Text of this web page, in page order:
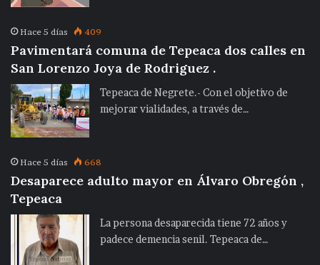
Hace 5 días 409
Pavimentará comuna de Tepeaca dos calles en
San Lorenzo Joya de Rodriguez .
Tepeaca de Negrete.- Con el objetivo de
mejorar vialidades, a través de…
Hace 5 días 668
Desaparece adulto mayor en Álvaro Obregón ,
Tepeaca
La persona desaparecida tiene 72 años y
padece demencia senil. Tepeaca de…